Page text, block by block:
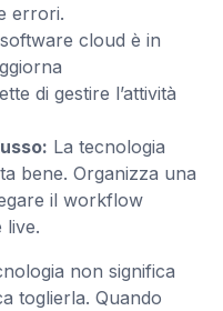
errori.
cloud è in
di gestire l’attività
La tecnologia
bene. Organizza una
il workflow
live.
non significa
toglierla. Quando